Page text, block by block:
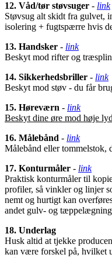
12. Våd/tør støvsuger - link
Støvsug alt skidt fra gulvet,
isolering + fugtspærre hvis
13. Handsker - link
Beskyt mod rifter og
14. Sikkerhedsbriller - link
Beskyt mod støv - du får
15. Høreværn - link
Beskyt dine øre mod høje
16. Målebånd - link
Målebånd eller tommelstok,
17. Konturmåler - link
Praktisk konturmåler til
profiler, så vinkler og linjer
nemt og hurtigt kan
andet gulv- og
18. Underlag
Husk altid at tjekke
kan være forskel på, hvilket